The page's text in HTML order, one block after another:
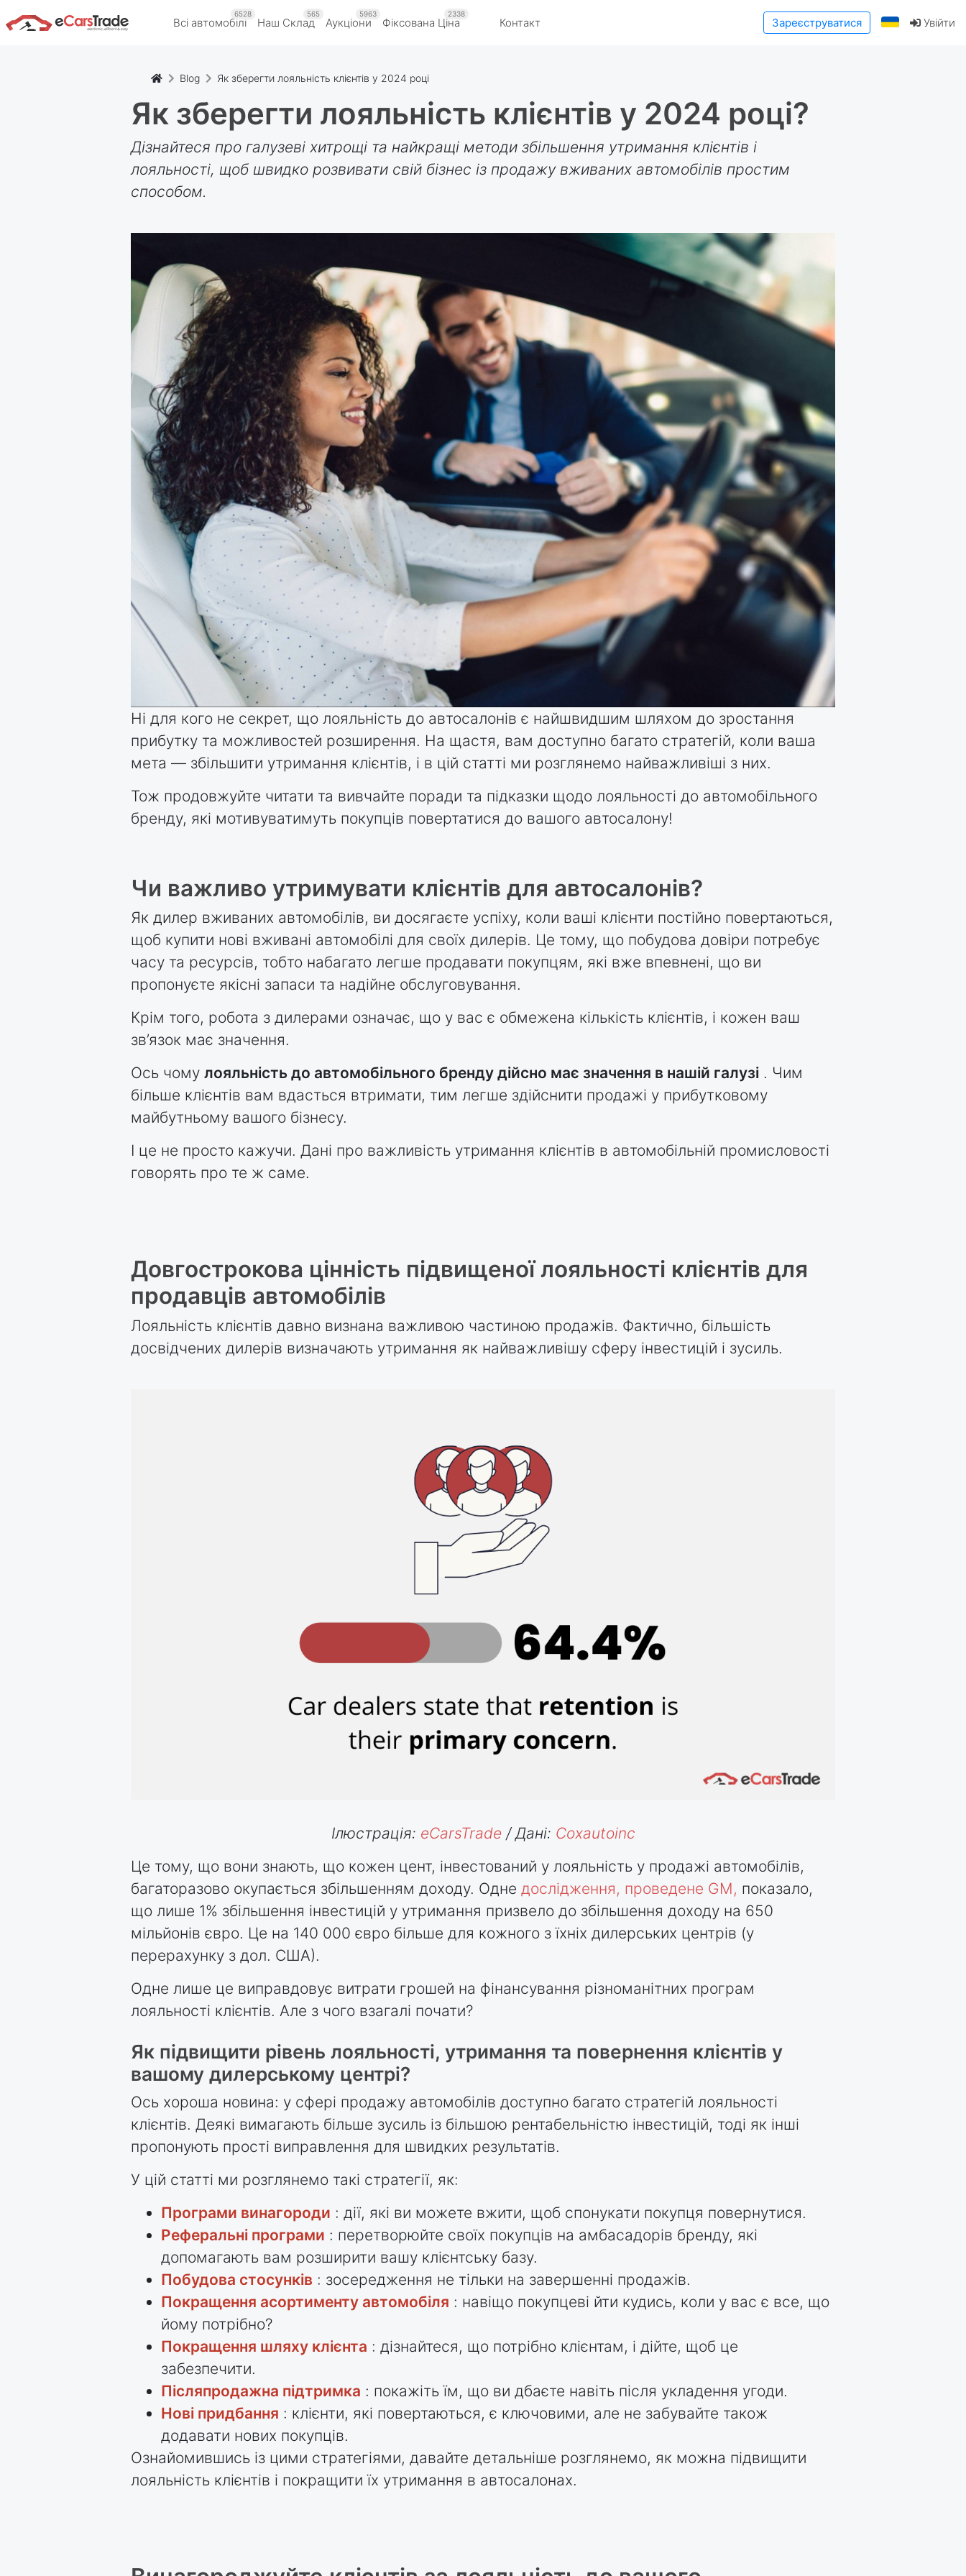
Всі автомобілі
6528
Наш Склад
565
Аукціони
5963
Фіксована Ціна
2338
Контакт Зареєструватися Увійти
Blog Як зберегти лояльність клієнтів у 2024 році
Як зберегти лояльність клієнтів у 2024 році?
Дізнайтеся про галузеві хитрощі та найкращі методи збільшення утримання клієнтів і
лояльності, щоб швидко розвивати свій бізнес із продажу вживаних автомобілів простим
способом.
Ні для кого не секрет, що лояльність до автосалонів є найшвидшим шляхом до зростання
прибутку та можливостей розширення. На щастя, вам доступно багато стратегій, коли ваша
мета — збільшити утримання клієнтів, і в цій статті ми розглянемо найважливіші з них.
Тож продовжуйте читати та вивчайте поради та підказки щодо лояльності до автомобільного
бренду, які мотивуватимуть покупців повертатися до вашого автосалону!
Чи важливо утримувати клієнтів для автосалонів?
Як дилер вживаних автомобілів, ви досягаєте успіху, коли ваші клієнти постійно повертаються,
щоб купити нові вживані автомобілі для своїх дилерів. Це тому, що побудова довіри потребує
часу та ресурсів, тобто набагато легше продавати покупцям, які вже впевнені, що ви
пропонуєте якісні запаси та надійне обслуговування.
Крім того, робота з дилерами означає, що у вас є обмежена кількість клієнтів, і кожен ваш
зв’язок має значення.
Ось чому лояльність до автомобільного бренду дійсно має значення в нашій галузі . Чим
більше клієнтів вам вдасться втримати, тим легше здійснити продажі у прибутковому
майбутньому вашого бізнесу.
І це не просто кажучи. Дані про важливість утримання клієнтів в автомобільній промисловості
говорять про те ж саме.
Довгострокова цінність підвищеної лояльності клієнтів для
продавців автомобілів
Лояльність клієнтів давно визнана важливою частиною продажів. Фактично, більшість
досвідчених дилерів визначають утримання як найважливішу сферу інвестицій і зусиль.
Ілюстрація: eCarsTrade / Дані: Coxautoinc
Це тому, що вони знають, що кожен цент, інвестований у лояльність у продажі автомобілів,
багаторазово окупається збільшенням доходу. Одне дослідження, проведене GM, показало,
що лише 1% збільшення інвестицій у утримання призвело до збільшення доходу на 650
мільйонів євро. Це на 140 000 євро більше для кожного з їхніх дилерських центрів (у
перерахунку з дол. США).
Одне лише це виправдовує витрати грошей на фінансування різноманітних програм
лояльності клієнтів. Але з чого взагалі почати?
Як підвищити рівень лояльності, утримання та повернення клієнтів у
вашому дилерському центрі?
Ось хороша новина: у сфері продажу автомобілів доступно багато стратегій лояльності
клієнтів. Деякі вимагають більше зусиль із більшою рентабельністю інвестицій, тоді як інші
пропонують прості виправлення для швидких результатів.
У цій статті ми розглянемо такі стратегії, як:
Програми винагороди : дії, які ви можете вжити, щоб спонукати покупця повернутися.
Реферальні програми : перетворюйте своїх покупців на амбасадорів бренду, які
допомагають вам розширити вашу клієнтську базу.
Побудова стосунків : зосередження не тільки на завершенні продажів.
Покращення асортименту автомобіля : навіщо покупцеві йти кудись, коли у вас є все, що
йому потрібно?
Покращення шляху клієнта : дізнайтеся, що потрібно клієнтам, і дійте, щоб це
забезпечити.
Післяпродажна підтримка : покажіть їм, що ви дбаєте навіть після укладення угоди.
Нові придбання : клієнти, які повертаються, є ключовими, але не забувайте також
додавати нових покупців.
Ознайомившись із цими стратегіями, давайте детальніше розглянемо, як можна підвищити
лояльність клієнтів і покращити їх утримання в автосалонах.